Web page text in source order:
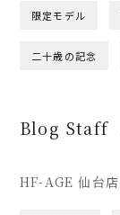
限定モデル
二十歳の記念
Blog Staff
HF-AGE 仙台店